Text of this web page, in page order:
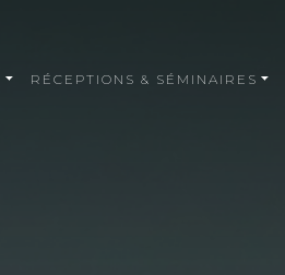
RÉCEPTIONS & SÉMINAIRES